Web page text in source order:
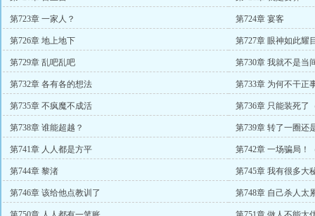
第723章 一家人？ 第724章 宴客
第726章 地上地下 第727章 眼神如此耀
第729章 乱吧乱吧 第730章 我就不是当
第732章 各有各的想法 第733章 为何不干正
第735章 不疯魔不成活 第736章 只能装死了
第738章 谁能超越？ 第739章 转了一圈还
第741章 人人都是方平 第742章 一场骗局！
第744章 黎渚 第745章 我有很多大
第746章 该给他点教训了 第748章 自己杀人太